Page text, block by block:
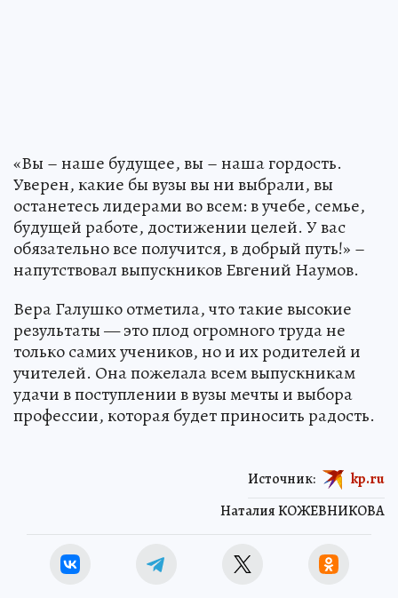
«Вы – наше будущее, вы – наша гордость.
Уверен, какие бы вузы вы ни выбрали, вы
останетесь лидерами во всем: в учебе, семье,
будущей работе, достижении целей. У вас
обязательно все получится, в добрый путь!» –
напутствовал выпускников Евгений Наумов.
Вера Галушко отметила, что такие высокие
результаты — это плод огромного труда не
только самих учеников, но и их родителей и
учителей. Она пожелала всем выпускникам
удачи в поступлении в вузы мечты и выбора
профессии, которая будет приносить радость.
Наталия КОЖЕВНИКОВА
Источник: kp.ru